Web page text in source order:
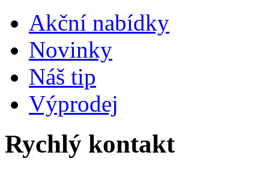
Akční nabídky
Novinky
Náš tip
Výprodej
Rychlý kontakt